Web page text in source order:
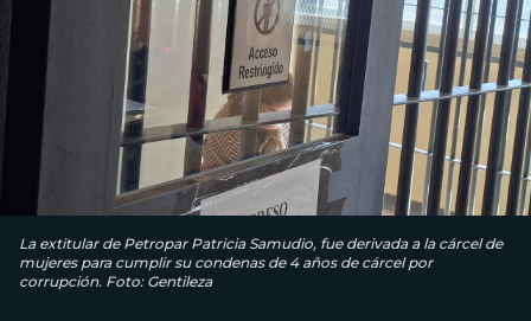
La extitular de Petropar Patricia Samudio, fue derivada a la cárcel de
mujeres para cumplir su condenas de 4 años de cárcel por
corrupción. Foto: Gentileza